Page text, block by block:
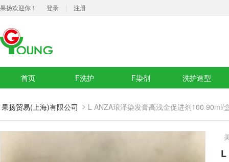
果扬欢迎你！ 登录 | 注册
首页 F洗护 F染剂 洗护造型
果扬贸易(上海)有限公司 > L ANZA琅泽染发膏高浅金促进剂100 90ml/
L